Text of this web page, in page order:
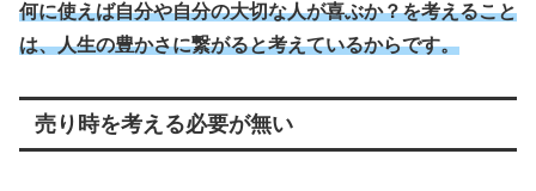
何に使えば自分や自分の大切な人が喜ぶか？を考えること
は、人生の豊かさに繋がると考えているからです。
売り時を考える必要が無い